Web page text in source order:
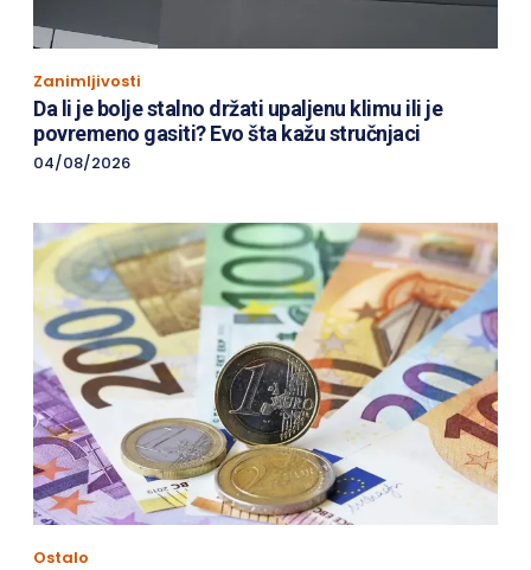
Zanimljivosti
Da li je bolje stalno držati upaljenu klimu ili je
povremeno gasiti? Evo šta kažu stručnjaci
04/08/2026
Ostalo